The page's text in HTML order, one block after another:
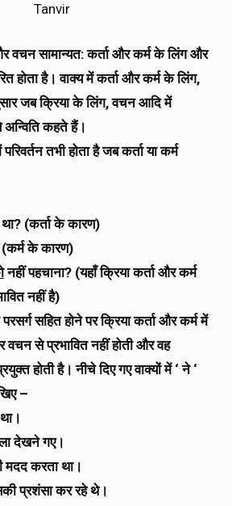
Tanvir
वचन सामान्यत: कर्ता और कर्म के लिंग और
होता है। वाक्य में कर्ता और कर्म के लिंग,
जब क्रिया के लिंग, वचन आदि में
अन्विति कहते हैं।
तभी होता है जब कर्ता या कर्म
(कर्ता के कारण)
के कारण)
नहीं पहचाना? (यहाँ क्रिया कर्ता और कर्म
नहीं है)
सहित होने पर क्रिया कर्ता और कर्म में
से प्रभावित नहीं होती और वह
होती है। नीचे दिए गए वाक्यों में ‘ ने ‘
–
देखने गए।
मदद करता था।
प्रशंसा कर रहे थे।